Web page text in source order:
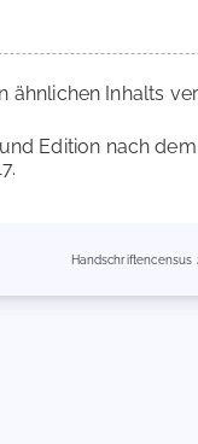
ähnlichen Inhalts
Edition nach
Handschriftencensus